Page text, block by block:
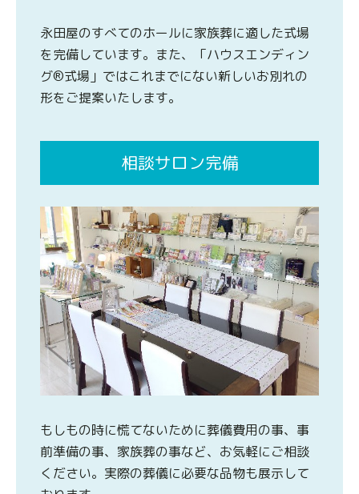
永田屋のすべてのホールに家族葬に適した式場
を完備しています。また、「ハウスエンディン
グ®式場」ではこれまでにない新しいお別れの
形をご提案いたします。
相談サロン完備
もしもの時に慌てないために葬儀費用の事、事
前準備の事、家族葬の事など、お気軽にご相談
ください。実際の葬儀に必要な品物も展示して